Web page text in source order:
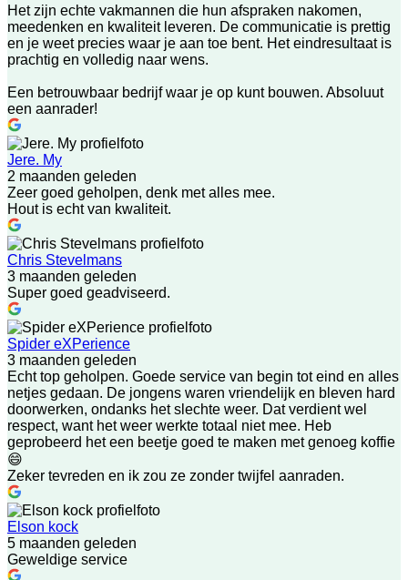
Het zijn echte vakmannen die hun afspraken nakomen,
meedenken en kwaliteit leveren. De communicatie is prettig
en je weet precies waar je aan toe bent. Het eindresultaat is
prachtig en volledig naar wens.
Een betrouwbaar bedrijf waar je op kunt bouwen. Absoluut
een aanrader!
Jere. My
2 maanden geleden
Zeer goed geholpen, denk met alles mee.
Hout is echt van kwaliteit.
Chris Stevelmans
3 maanden geleden
Super goed geadviseerd.
Spider eXPerience
3 maanden geleden
Echt top geholpen. Goede service van begin tot eind en alles
netjes gedaan. De jongens waren vriendelijk en bleven hard
doorwerken, ondanks het slechte weer. Dat verdient wel
respect, want het weer werkte totaal niet mee. Heb
geprobeerd het een beetje goed te maken met genoeg koffie
😄
Zeker tevreden en ik zou ze zonder twijfel aanraden.
Elson kock
5 maanden geleden
Geweldige service